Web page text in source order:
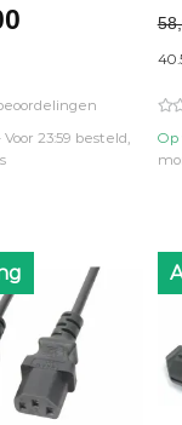
Huidige
€33,00.
23:59 besteld,
Op